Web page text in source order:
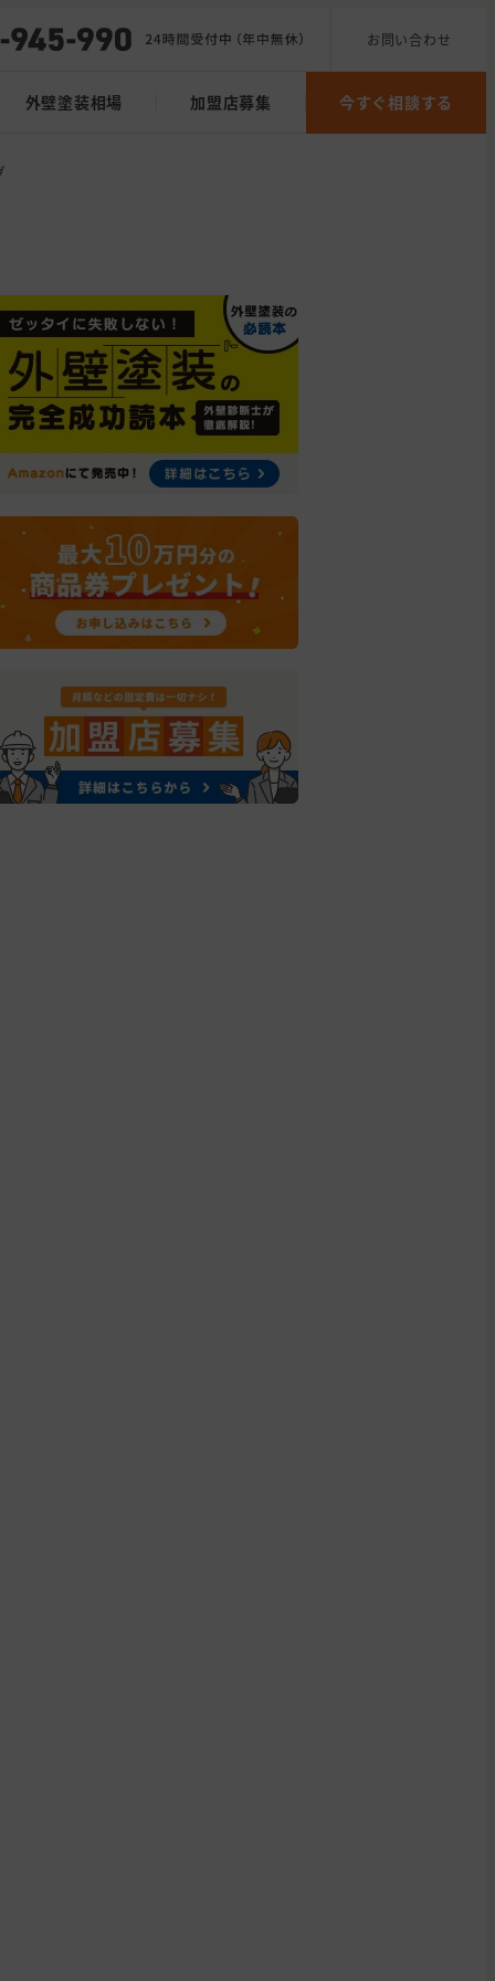
お問い合わせ
外壁塗装相場 加盟店募集 今すぐ相談する